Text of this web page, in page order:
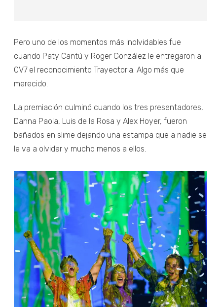
Pero uno de los momentos más inolvidables fue
cuando Paty Cantú y Roger González le entregaron a
OV7 el reconocimiento Trayectoria. Algo más que
merecido.
La premiación culminó cuando los tres presentadores,
Danna Paola, Luis de la Rosa y Alex Hoyer, fueron
bañados en slime dejando una estampa que a nadie se
le va a olvidar y mucho menos a ellos.